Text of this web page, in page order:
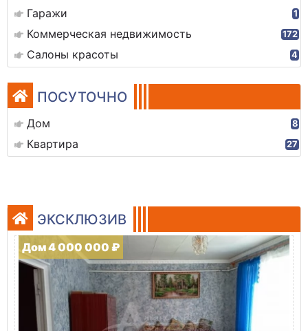
Гаражи 1
Коммерческая недвижимость 172
Салоны красоты 4
ПОСУТОЧНО
Дом 8
Квартира 27
ЭКСКЛЮЗИВ
Дом 4 000 000 ₽